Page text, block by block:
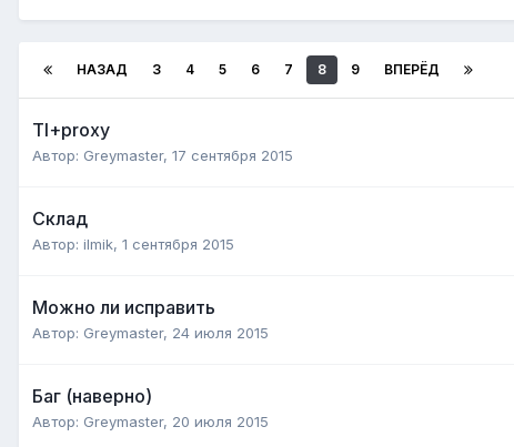
НАЗАД 3 4 5 6 7 8 9 ВПЕРЁД
TI+proxy
Автор: Greymaster, 17 сентября 2015
Склад
Автор: ilmik, 1 сентября 2015
Можно ли исправить
Автор: Greymaster, 24 июля 2015
Баг (наверно)
Автор: Greymaster, 20 июля 2015